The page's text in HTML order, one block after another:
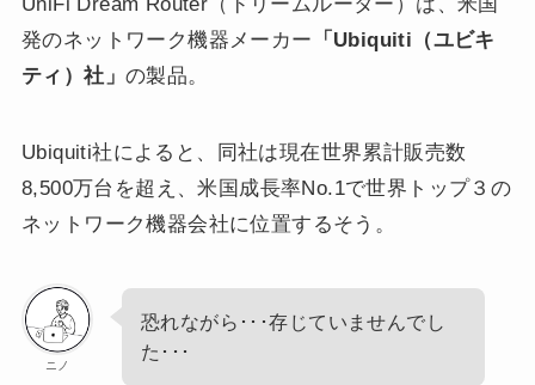
発のネットワーク機器メーカー 「Ubiquiti（ユビキ
ティ）社」 の製品。
Ubiquiti社によると、同社は現在世界累計販売数
8,500万台を超え、米国成長率No.1で世界トップ３の
ネットワーク機器会社に位置するそう。
ニノ
恐れながら･･･存じていませんでし
た･･･